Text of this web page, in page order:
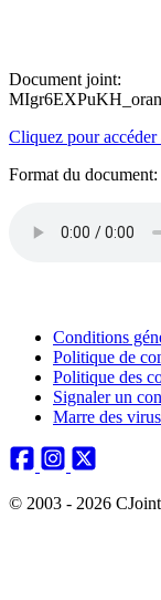
Document joint:
Cliquez pour
Format du
Conditions
Politique de
Politique des
Signaler un
Marre des
© 2003 - 2026